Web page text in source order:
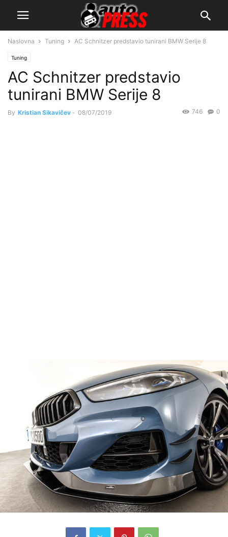
Naslovna Tuning AC Schnitzer predstavio tunirani BMW Serije 8
Tuning
AC Schnitzer predstavio
tunirani BMW Serije 8
By Kristian Sikavičev - 08/07/2019 0
746